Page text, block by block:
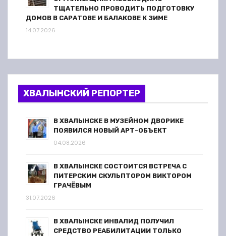
ТЩАТЕЛЬНО ПРОВОДИТЬ ПОДГОТОВКУ
ДОМОВ В САРАТОВЕ И БАЛАКОВЕ К ЗИМЕ
14.07.2026
ХВАЛЫНСКИЙ РЕПОРТЕР
В ХВАЛЫНСКЕ В МУЗЕЙНОМ ДВОРИКЕ
ПОЯВИЛСЯ НОВЫЙ АРТ-ОБЪЕКТ
04.08.2026
В ХВАЛЫНСКЕ СОСТОИТСЯ ВСТРЕЧА С
ПИТЕРСКИМ СКУЛЬПТОРОМ ВИКТОРОМ
ГРАЧЁВЫМ
31.07.2026
В ХВАЛЫНСКЕ ИНВАЛИД ПОЛУЧИЛ
СРЕДСТВО РЕАБИЛИТАЦИИ ТОЛЬКО